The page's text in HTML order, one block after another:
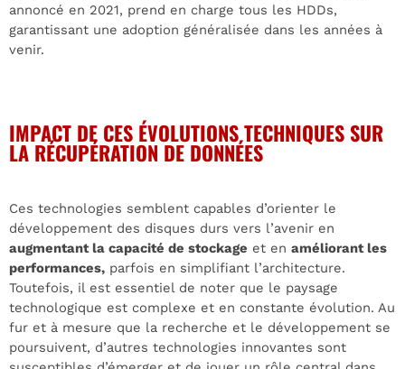
annoncé en 2021, prend en charge tous les HDDs,
garantissant une adoption généralisée dans les années à
venir.
IMPACT DE CES ÉVOLUTIONS TECHNIQUES SUR
LA RÉCUPÉRATION DE DONNÉES
Ces technologies semblent capables d’orienter le
développement des disques durs vers l’avenir en
augmentant la capacité de stockage et en améliorant les
performances, parfois en simplifiant l’architecture.
Toutefois, il est essentiel de noter que le paysage
technologique est complexe et en constante évolution. Au
fur et à mesure que la recherche et le développement se
poursuivent, d’autres technologies innovantes sont